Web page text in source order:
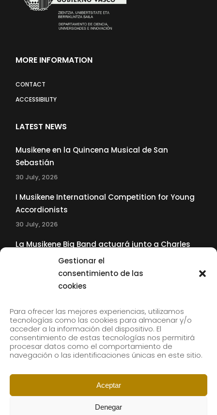
Gestionar el
consentimiento de las
cookies
Para ofrecer las mejores experiencias, utilizamos
tecnologías como las cookies para almacenar y/o
acceder a la información del dispositivo. El
consentimiento de estas tecnologías nos permitirá
procesar datos como el comportamiento de
navegación o las identificaciones únicas en este sitio.
Aceptar
Denegar
MORE INFORMATION
CONTACT
ACCESSIBILITY
LATEST NEWS
Musikene en la Quincena Musical de San
Sebastián
30 July, 2026
I Musikene International Competition for Young
Accordionists
30 July, 2026
La Musikene Big Band actuará junto a Charles
Tolliver en el 61 Jazzaldia
Subscribe to our newsletter to receive our news by
email.